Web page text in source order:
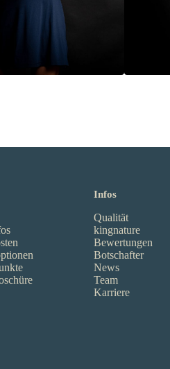
Infos
Qualität
kingnature
Bewertungen
Botschafter
News
Team
Karriere